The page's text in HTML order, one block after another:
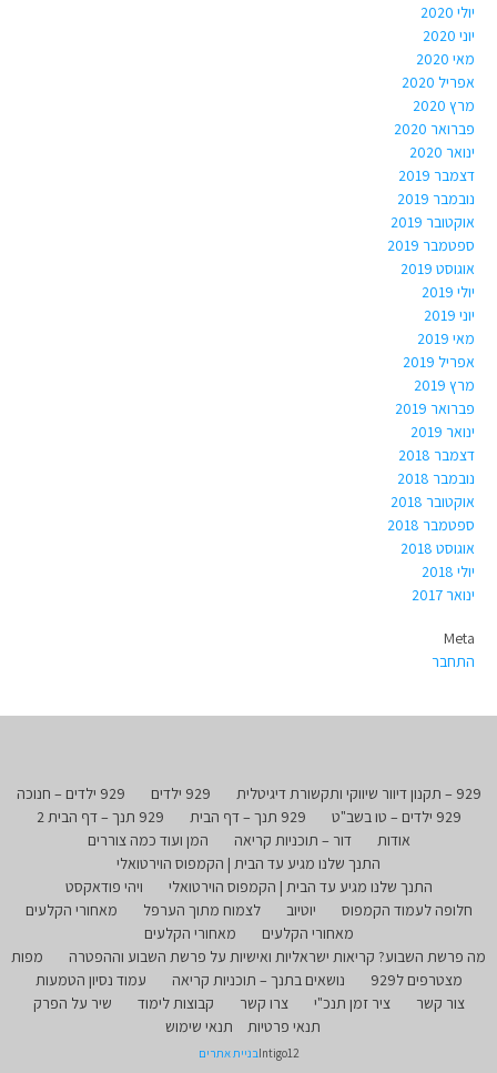
יולי 2020
יוני 2020
מאי 2020
אפריל 2020
מרץ 2020
פברואר 2020
ינואר 2020
דצמבר 2019
נובמבר 2019
אוקטובר 2019
ספטמבר 2019
אוגוסט 2019
יולי 2019
יוני 2019
מאי 2019
אפריל 2019
מרץ 2019
פברואר 2019
ינואר 2019
דצמבר 2018
נובמבר 2018
אוקטובר 2018
ספטמבר 2018
אוגוסט 2018
יולי 2018
ינואר 2017
Meta
התחבר
929 – תקנון דיוור שיווקי ותקשורת דיגיטלית 929 ילדים
929 ילדים – חנוכה
929 ילדים – טו בשב"ט
929 תנך – דף הבית
929 תנך – דף הבית 2
אודות
דור – תוכניות קריאה
המן ועוד כמה צוררים
התנך שלנו מגיע עד הבית | הקמפוס הוירטואלי
התנך שלנו מגיע עד הבית | הקמפוס הוירטואלי
ויהי פודאקסט
חלופה לעמוד הקמפוס
יוטיוב לצמוח מתוך הערפל
מאחורי הקלעים
מאחורי הקלעים
מאחורי הקלעים
מה פרשת השבוע? קריאות ישראליות ואישיות על פרשת השבוע וההפטרה
מפות
מצטרפים ל929
נושאים בתנך – תוכניות קריאה
עמוד נסיון הטמעות
צור קשר
ציר זמן תנכ"י צרו קשר קבוצות לימוד
שיר על הפרק
תנאי פרטיות
תנאי שימוש
Intigo12בניית אתרים